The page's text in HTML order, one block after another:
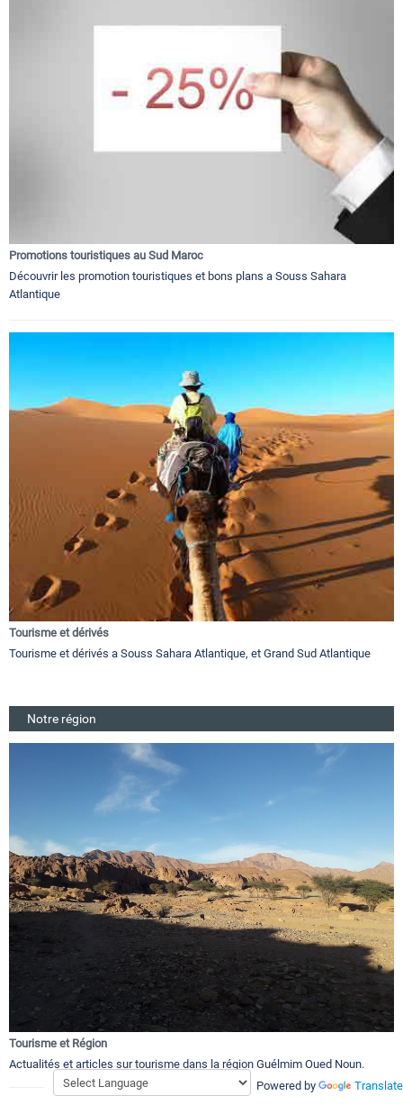
Promotions touristiques au Sud Maroc
Découvrir les promotion touristiques et bons plans a Souss Sahara
Atlantique
Tourisme et dérivés
Tourisme et dérivés a Souss Sahara Atlantique, et Grand Sud Atlantique
Notre région
Tourisme et Région
Actualités et articles sur tourisme dans la région Guélmim Oued Noun.
Powered by
Translate